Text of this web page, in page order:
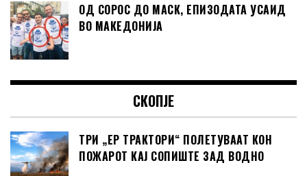
ОД СОРОС ДО МАСК, ЕПИЗОДАТА УСАИД
ВО МАКЕДОНИЈА
СКОПЈЕ
ТРИ „ЕР ТРАКТОРИ“ ПОЛЕТУВААТ КОН
ПОЖАРОТ КАЈ СОПИШТЕ ЗАД ВОДНО